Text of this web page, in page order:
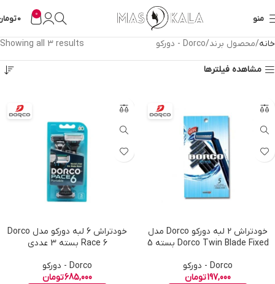
منو 0
0
خانه محصول برند Dorco - دورکو Showing all 3 results
مشاهده فیلترها
خودتراش 2 لبه دورکو Dorco مدل
Dorco Twin Blade Fixed بسته 5
Dorco - دورکو
197,000تومان
خودتراش 6 لبه دورکو مدل Dorco
Race 6 بسته 3 عددی
Dorco - دورکو
685,000تومان